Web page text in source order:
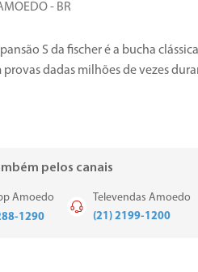
- BR
S da fischer é a bucha clássica
dadas milhões de vezes
pelos canais
Amoedo
1290
Televendas Amoedo
(21) 2199-1200